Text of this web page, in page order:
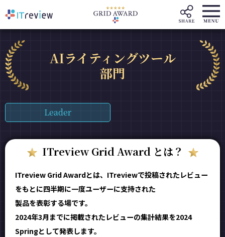
AIライティングツール
部門
Leader
ITreview Grid Award とは？
ITreview Grid Awardとは、ITreviewで投稿されたレビュー
をもとに四半期に一度ユーザーに支持された
製品を表彰する場です。
2024年3月までに掲載されたレビューの集計結果を2024
Springとして発表します。